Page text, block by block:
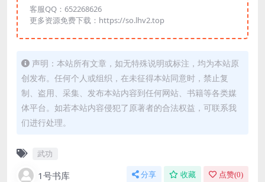
客服QQ：652268626
更多资源免费下载：https://so.lhv2.top
声明：本站所有文章，如无特殊说明或标注，均为本站原
创发布。任何个人或组织，在未征得本站同意时，禁止复
制、盗用、采集、发布本站内容到任何网站、书籍等各类媒
体平台。如若本站内容侵犯了原著者的合法权益，可联系我
们进行处理。
武功
1号书库 分享 收藏 点赞(0)